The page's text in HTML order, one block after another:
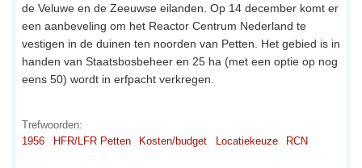
de Veluwe en de Zeeuwse eilanden. Op 14 december komt er
een aanbeveling om het Reactor Centrum Nederland te
vestigen in de duinen ten noorden van Petten. Het gebied is in
handen van Staatsbosbeheer en 25 ha (met een optie op nog
eens 50) wordt in erfpacht verkregen.
Trefwoorden:
1956
HFR/LFR Petten Kosten/budget Locatiekeuze RCN